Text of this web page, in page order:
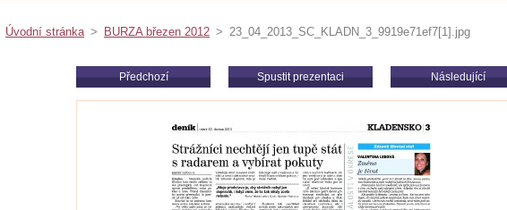
Úvodní stránka > BURZA březen 2012 > 23_04_2013_SC_KLADN_3_9919e71ef7[1].jpg
Předchozí Spustit prezentaci Následující